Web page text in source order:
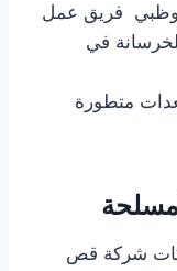
فريق عمل
في
متطورة
شركة قص